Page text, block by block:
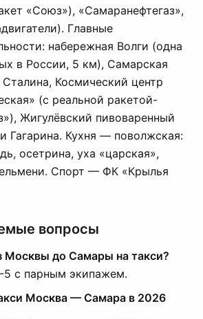
«Союз»), «Самаранефтегаз»,
Главные
набережная Волги (одна
в России, 5 км), Самарская
Космический центр
(с реальной ракетой-
Жигулёвский пивоваренный
Гагарина. Кухня — поволжская:
осетрина, уха «царская»,
Спорт — ФК «Крылья
вопросы
Москвы до Самары на такси?
5 с парным экипажем.
Москва — Самара в 2026